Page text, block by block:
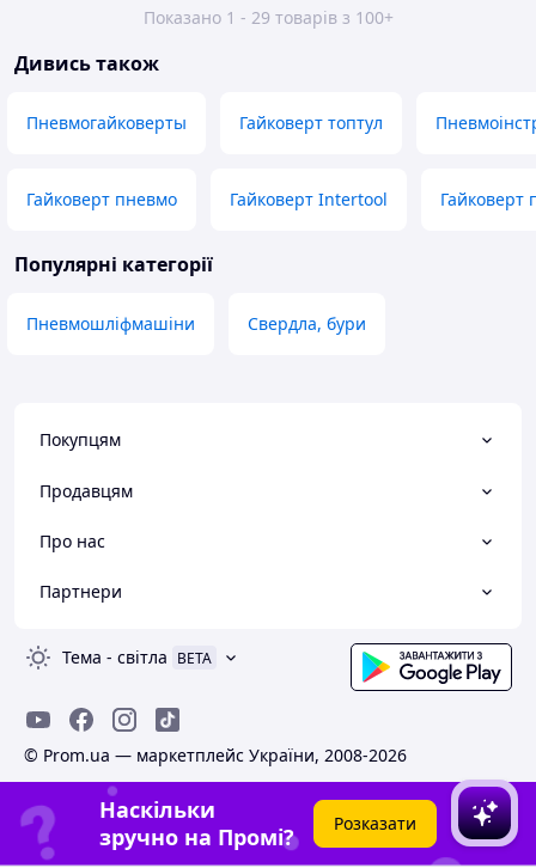
Показано 1 - 29 товарів з 100+
Дивись також
Пневмогайковерты Гайковерт топтул
Гайковерт пневмо Гайковерт Intertool Гайковерт
Популярні категорії
Пневмошліфмашіни Свердла, бури
Покупцям
Продавцям
Про нас
Партнери
Тема - світла BETA
© Prom.ua — маркетплейс України, 2008-2026
Наскільки
зручно на Промі?
Розказати